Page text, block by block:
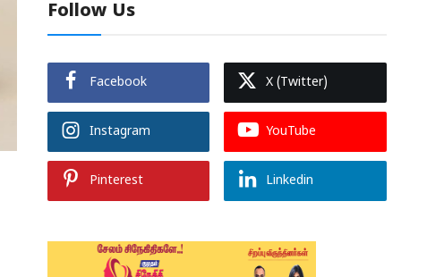
Follow Us
Facebook X (Twitter)
Instagram YouTube
Pinterest Linkedin